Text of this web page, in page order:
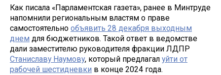
Как писала «Парламентская газета», ранее в Минтруде
напомнили региональным властям о праве
самостоятельно объявить 28 декабря выходным
днем для бюджетников. Такой ответ в ведомстве
дали заместителю руководителя фракции ЛДПР
Станиславу Наумову, который предлагал уйти от
рабочей шестидневки в конце 2024 года.